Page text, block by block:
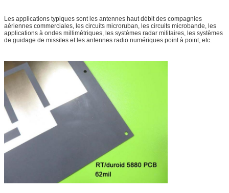
Les applications typiques sont les antennes haut débit des compagnies
aériennes commerciales, les circuits microruban, les circuits microbande, les
applications à ondes millimétriques, les systèmes radar militaires, les systèmes
de guidage de missiles et les antennes radio numériques point à point, etc.